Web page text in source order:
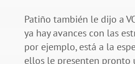
Patiño también le dijo a
ya hay avances con las
por ejemplo, está a la
ellos le presenten pronto